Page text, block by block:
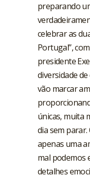
preparando
celebrar as
Portugal”,
presidente
diversidade
vão marcar
únicas, muita
dia sem
apenas uma
mal podemos
detalhes